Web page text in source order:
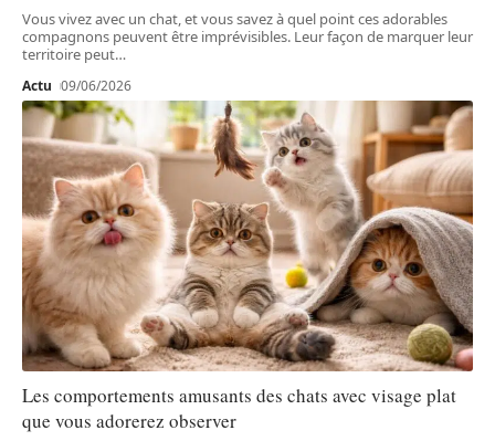
Vous vivez avec un chat, et vous savez à quel point ces adorables
compagnons peuvent être imprévisibles. Leur façon de marquer leur
territoire peut…
Actu 09/06/2026
Les comportements amusants des chats avec visage plat
que vous adorerez observer